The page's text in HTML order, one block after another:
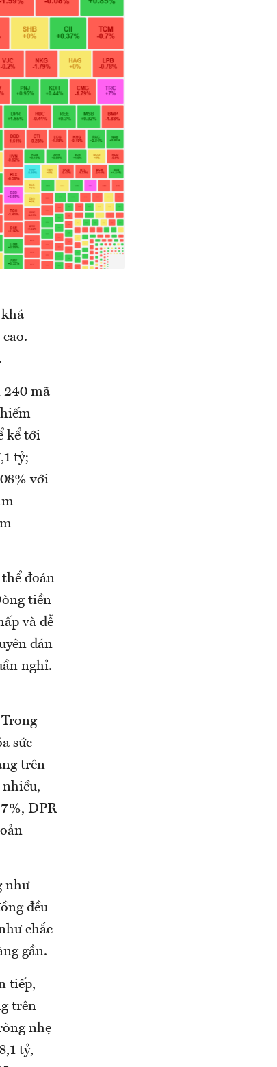
240 mã
kể tới
tỷ;
với
đoán
tiền
và dễ
đán
nghỉ.
sức
trên
DPR
như
đều
chắc
gần.
tiếp,
trên
nhẹ
tỷ,